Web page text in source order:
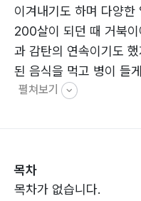
이겨내기도 하며 다양한
200살이 되던 때 거북
과 감탄의 연속이기도
된 음식을 먹고 병이 들
피하고 싶은 순간을 맞이
통해 다시 건강을 되찾습
<200살 거북이 이야기>
펼쳐보기
목차
목차가 없습니다.